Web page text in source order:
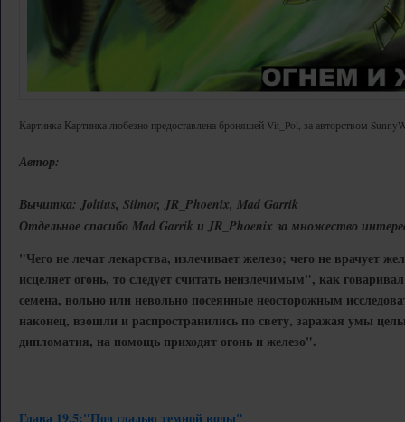
Картинка Картинка любезно предоставлена броняшей Vit_Pol, за авторством
Автор:
Вычитка: Joltius, Silmor, JR_Phoenix, Mad Garrik
Отдельное спасибо Mad Garrik и JR_Phoenix за множество
"Чего не лечат лекарства, излечивает железо; чего не врачует
исцеляет огонь, то следует считать неизлечимым", как
семена, вольно или невольно посеянные неосторожным
наконец, взошли и распространились по свету, заражая умы
дипломатия, на помощь приходят огонь и железо".
Глава 19.5:"Под гладью темной воды"